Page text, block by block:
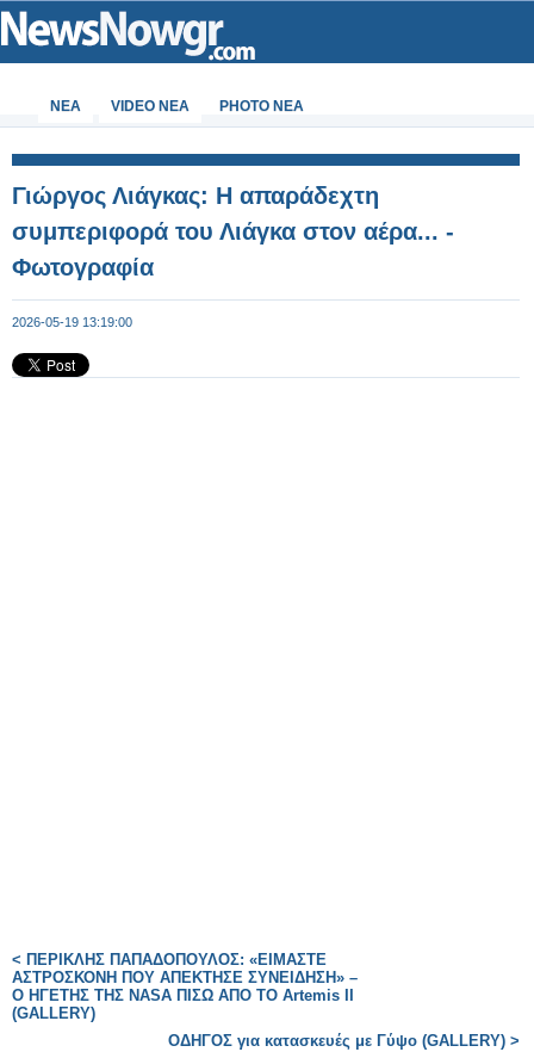
ΝΕΑ VIDEO NEA PHOTO NEA
Γιώργος Λιάγκας: Η απαράδεχτη
συμπεριφορά του Λιάγκα στον αέρα... -
Φωτογραφία
2026-05-19 13:19:00
< ΠΕΡΙΚΛΗΣ ΠΑΠΑΔΟΠΟΥΛΟΣ: «ΕΙΜΑΣΤΕ
ΑΣΤΡΟΣΚΟΝΗ ΠΟΥ ΑΠΕΚΤΗΣΕ ΣΥΝΕΙΔΗΣΗ» –
Ο ΗΓΕΤΗΣ ΤΗΣ NASA ΠΙΣΩ ΑΠΟ ΤΟ Artemis II
(GALLERY)
ΟΔΗΓΟΣ για κατασκευές με Γύψο (GALLERY) >